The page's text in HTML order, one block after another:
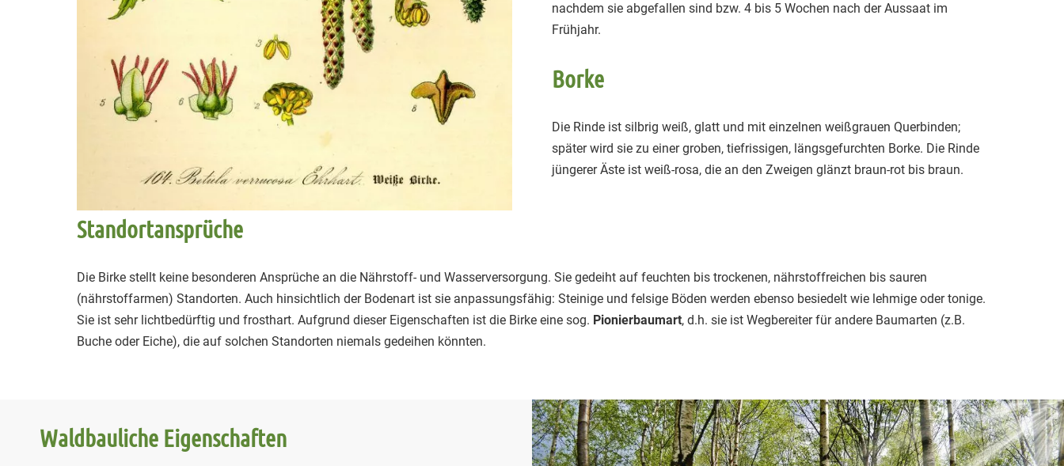
nachdem sie abgefallen sind bzw. 4 bis 5 Wochen nach der Aussaat im
Frühjahr.
Borke
Die Rinde ist silbrig weiß, glatt und mit einzelnen weißgrauen Querbinden;
später wird sie zu einer groben, tiefrissigen, längsgefurchten Borke. Die Rinde
jüngerer Äste ist weiß-rosa, die an den Zweigen glänzt braun-rot bis braun.
Standortansprüche
Die Birke stellt keine besonderen Ansprüche an die Nährstoff- und Wasserversorgung. Sie gedeiht auf feuchten bis trockenen, nährstoffreichen bis sauren
(nährstoffarmen) Standorten. Auch hinsichtlich der Bodenart ist sie anpassungsfähig: Steinige und felsige Böden werden ebenso besiedelt wie lehmige oder tonige.
Sie ist sehr lichtbedürftig und frosthart. Aufgrund dieser Eigenschaften ist die Birke eine sog. Pionierbaumart, d.h. sie ist Wegbereiter für andere Baumarten (z.B.
Buche oder Eiche), die auf solchen Standorten niemals gedeihen könnten.
Waldbauliche Eigenschaften